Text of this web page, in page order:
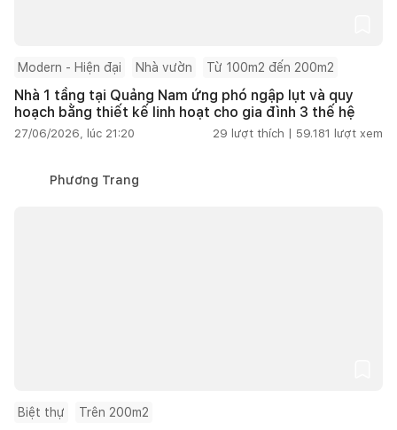
Modern - Hiện đại Nhà vườn Từ 100m2 đến 200m2
Nhà 1 tầng tại Quảng Nam ứng phó ngập lụt và quy
hoạch bằng thiết kế linh hoạt cho gia đình 3 thế hệ
27/06/2026, lúc 21:20 29 lượt thích | 59.181 lượt xem
Phương Trang
Biệt thự Trên 200m2